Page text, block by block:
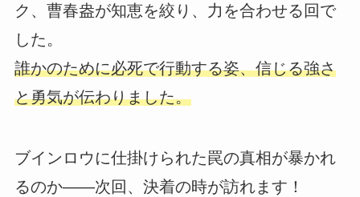
ク、曹春盎が知恵を絞り、力を合わせる回で
した。
誰かのために必死で行動する姿、信じる強さ
と勇気が伝わりました。
ブインロウに仕掛けられた罠の真相が暴かれ
るのか――次回、決着の時が訪れます！